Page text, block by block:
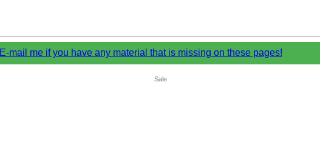
E-mail me if you have any material that is missing on these pages!
Sale